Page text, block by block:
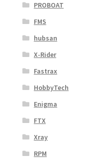
PROBOAT
FMS
hubsan
X-Rider
Fastrax
HobbyTech
Enigma
FTX
Xray
RPM